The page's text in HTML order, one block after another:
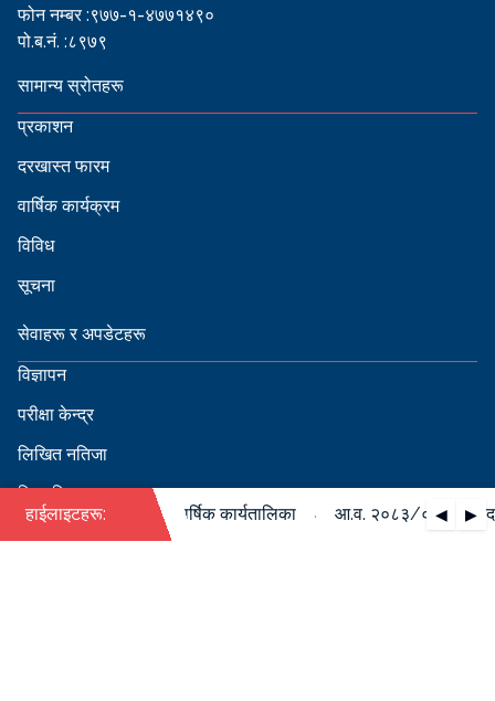
फोन नम्बर :९७७-१-४७७१४९०
पो.ब.नं. :८९७९
सामान्य स्रोतहरू
प्रकाशन
दरखास्त फारम
वार्षिक कार्यक्रम
विविध
सूचना
सेवाहरू र अपडेटहरू
विज्ञापन
परीक्षा केन्द्र
लिखित नतिजा
सिफारिस
हाईलाइटहरू: ◀ ▶
को पदपूर्ति सम्बन्धी वार्षिक कार्यतालिका आ.व. २०८३/०८४ को